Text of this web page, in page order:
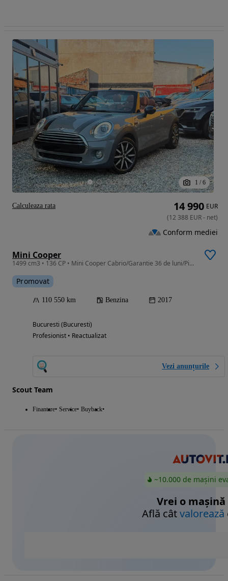
1 / 6
Mini Cooper
1499 cm3 • 136 CP • Mini Cooper Cabrio/Garantie 36 de luni/Piele/Led/TVA
Promovat
110 550 km Benzina 2017
Bucuresti (Bucuresti)
Profesionist • Reactualizat
Vezi anunțurile
Scout Team
Finantare Service Buyback
14 990 EUR
(12 388 EUR- net)
Conform mediei
Calculeaza rata
~10.000 de mașini
Vrei o mașină
Află câtvalorează